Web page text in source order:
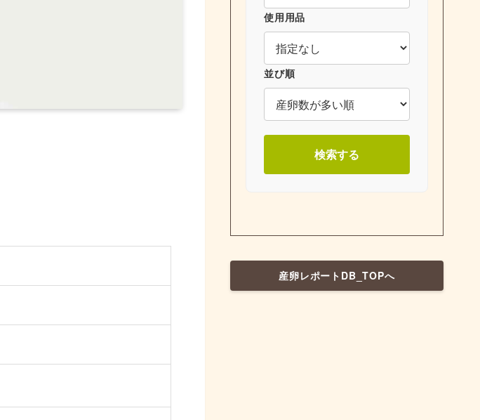
使用用品
並び順
検索する
産卵レポートDB_TOPへ